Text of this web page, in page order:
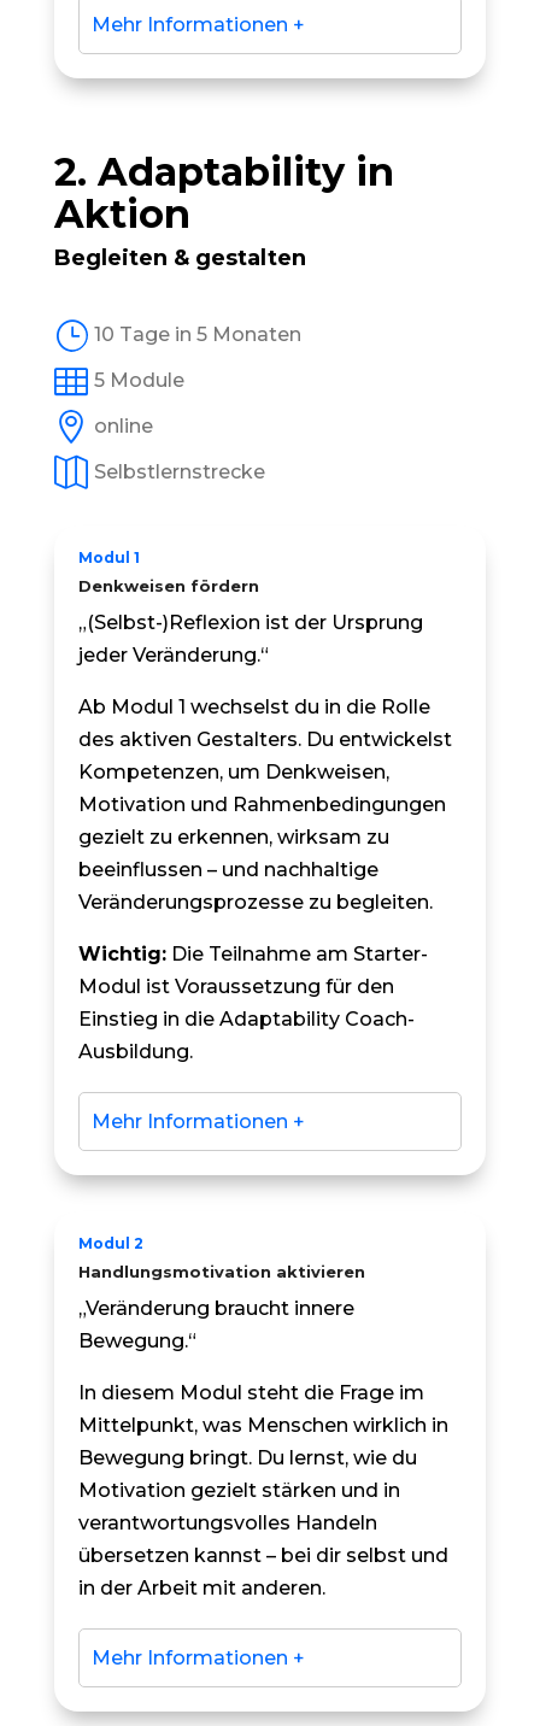
Mehr Informationen +
2. Adaptability in
Aktion
Begleiten & gestalten
} 10 Tage in 5 Monaten
 5 Module
 online
 Selbstlernstrecke
Modul 1
Denkweisen fördern
„(Selbst-)Reflexion ist der Ursprung
jeder Veränderung.“
Ab Modul 1 wechselst du in die Rolle
des aktiven Gestalters. Du entwickelst
Kompetenzen, um Denkweisen,
Motivation und Rahmenbedingungen
gezielt zu erkennen, wirksam zu
beeinflussen – und nachhaltige
Veränderungsprozesse zu begleiten.
Wichtig:Die Teilnahme am Starter-
Modul ist Voraussetzung für den
Einstieg in die Adaptability Coach-
Ausbildung.
Mehr Informationen +
Modul 2
Handlungsmotivation aktivieren
„Veränderung braucht innere
Bewegung.“
In diesem Modul steht die Frage im
Mittelpunkt, was Menschen wirklich in
Bewegung bringt. Du lernst, wie du
Motivation gezielt stärken und in
verantwortungsvolles Handeln
übersetzen kannst – bei dir selbst und
in der Arbeit mit anderen.
Mehr Informationen +